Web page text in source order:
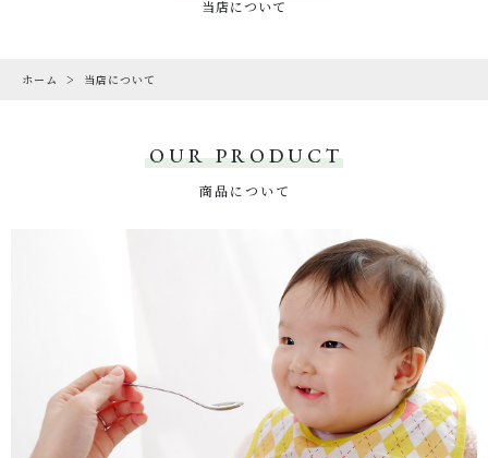
CHECKED PRODUCTS
ORDER HISTORY
CAMPAIGN
SHOP
店舗概要
当店について
ホーム 当店について
OUR PRODUCT
商品について